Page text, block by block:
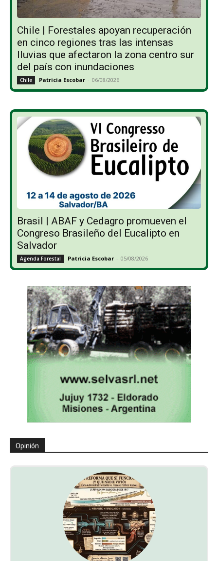
Chile | Forestales apoyan recuperación
en cinco regiones tras las intensas
lluvias que afectaron la zona centro sur
del país con inundaciones
Chile Patricia Escobar - 06/08/2026
Brasil | ABAF y Cedagro promueven el
Congreso Brasileño del Eucalipto en
Salvador
Agenda Forestal Patricia Escobar - 05/08/2026
Opinión